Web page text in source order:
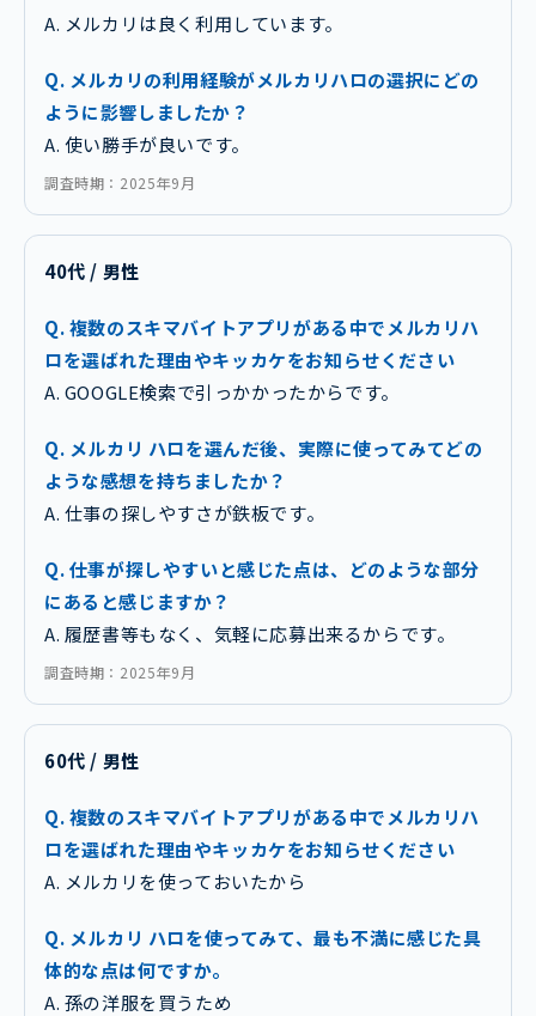
A. メルカリは良く利用しています。
Q. メルカリの利用経験がメルカリハロの選択にどの
ように影響しましたか？
A. 使い勝手が良いです。
調査時期：2025年9月
40代 / 男性
Q. 複数のスキマバイトアプリがある中でメルカリハ
ロを選ばれた理由やキッカケをお知らせください
A. GOOGLE検索で引っかかったからです。
Q. メルカリ ハロを選んだ後、実際に使ってみてどの
ような感想を持ちましたか？
A. 仕事の探しやすさが鉄板です。
Q. 仕事が探しやすいと感じた点は、どのような部分
にあると感じますか？
A. 履歴書等もなく、気軽に応募出来るからです。
調査時期：2025年9月
60代 / 男性
Q. 複数のスキマバイトアプリがある中でメルカリハ
ロを選ばれた理由やキッカケをお知らせください
A. メルカリを使っておいたから
Q. メルカリ ハロを使ってみて、最も不満に感じた具
体的な点は何ですか。
A. 孫の洋服を買うため